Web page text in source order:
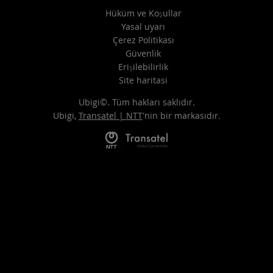
Hüküm ve Koşullar
Yasal uyarı
Çerez Politikası
Güvenlik
Erişilebilirlik
Site haritasi
Ubigi©. Tüm hakları saklıdır.
Ubigi, Transatel | NTT'nin bir markasıdır.